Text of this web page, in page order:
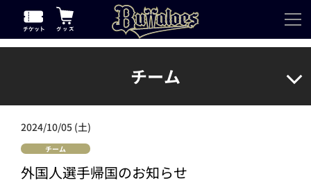
チーム
2024/10/05 (土)
チーム
外国人選手帰国のお知らせ